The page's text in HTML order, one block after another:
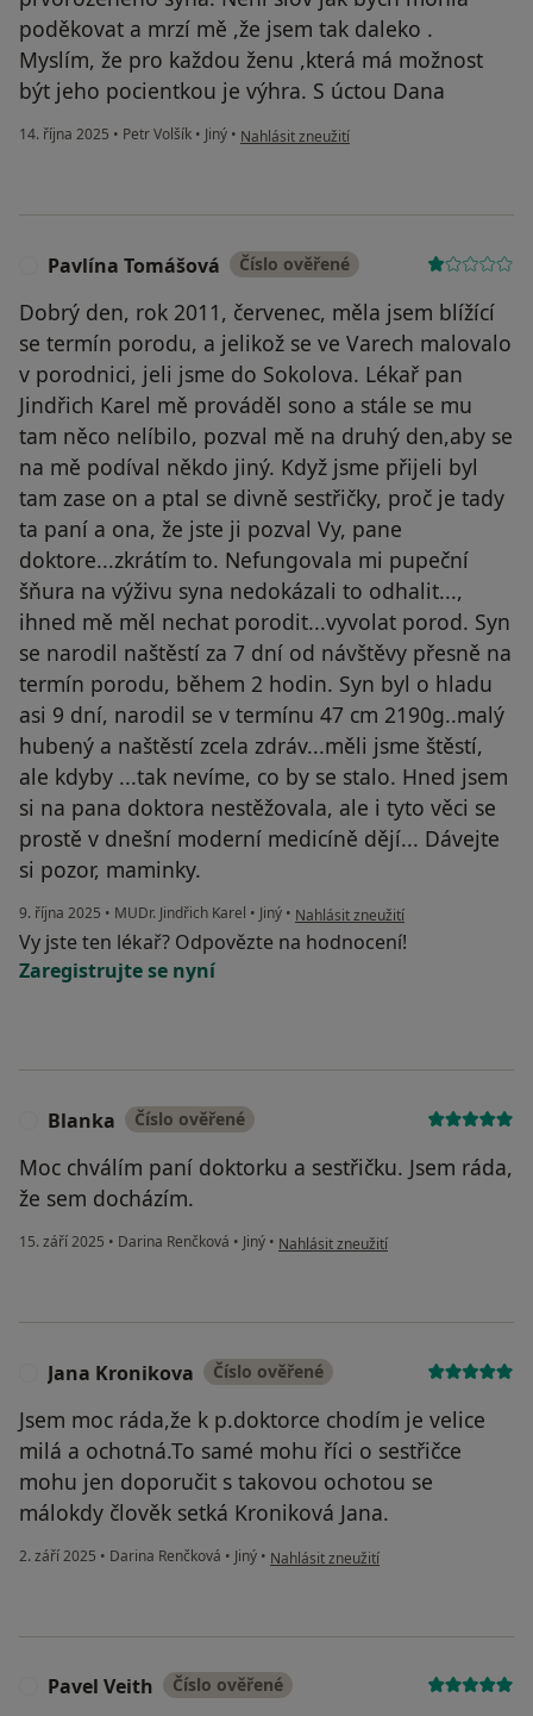
poděkovat a mrzí mě ,že jsem tak daleko .
Myslím, že pro každou ženu ,která má možnost
být jeho pocientkou je výhra. S úctou Dana
14. října 2025 • Petr Volšík • Jiný • podle názoru uživatele Dana Laštovičková
Nahlásit zneužití
Pavlína Tomášová Číslo ověřené
Dobrý den, rok 2011, červenec, měla jsem blížící
se termín porodu, a jelikož se ve Varech malovalo
v porodnici, jeli jsme do Sokolova. Lékař pan
Jindřich Karel mě prováděl sono a stále se mu
tam něco nelíbilo, pozval mě na druhý den,aby se
na mě podíval někdo jiný. Když jsme přijeli byl
tam zase on a ptal se divně sestřičky, proč je tady
ta paní a ona, že jste ji pozval Vy, pane
doktore...zkrátím to. Nefungovala mi pupeční
šňura na výživu syna nedokázali to odhalit...,
ihned mě měl nechat porodit...vyvolat porod. Syn
se narodil naštěstí za 7 dní od návštěvy přesně na
termín porodu, během 2 hodin. Syn byl o hladu
asi 9 dní, narodil se v termínu 47 cm 2190g..malý
hubený a naštěstí zcela zdráv...měli jsme štěstí,
ale kdyby ...tak nevíme, co by se stalo. Hned jsem
si na pana doktora nestěžovala, ale i tyto věci se
prostě v dnešní moderní medicíně dějí... Dávejte
si pozor, maminky.
9. října 2025 • MUDr. Jindřich Karel • Jiný • podle názoru uživatele Pavlína
Nahlásit zneužití
Vy jste ten lékař? Odpovězte na hodnocení!
Zaregistrujte se nyní
Blanka Číslo ověřené
Moc chválím paní doktorku a sestřičku. Jsem ráda,
že sem docházím.
15. září 2025 • Darina Renčková • Jiný • podle názoru uživatele Blanka
Nahlásit zneužití
Jana Kronikova Číslo ověřené
Jsem moc ráda,že k p.doktorce chodím je velice
milá a ochotná.To samé mohu říci o sestřičce
mohu jen doporučit s takovou ochotou se
málokdy člověk setká Kroniková Jana.
2. září 2025 • Darina Renčková • Jiný • podle názoru uživatele Jana Kronikova
Nahlásit zneužití
Pavel Veith Číslo ověřené